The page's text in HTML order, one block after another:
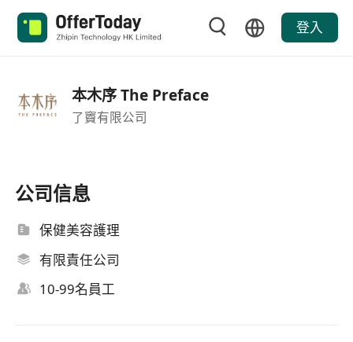
登入
本木序 The Preface
了竇有限公司
公司信息
保健美容護理
有限責任公司
10-99名員工